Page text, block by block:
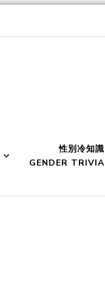
性別冷知識
GENDER TRIVIA